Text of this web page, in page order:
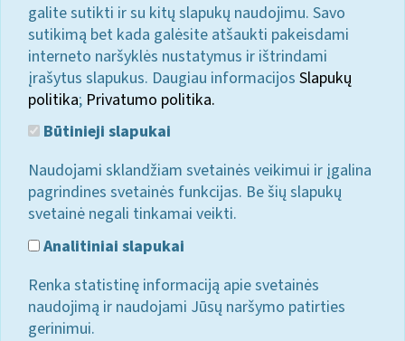
galite sutikti ir su kitų slapukų naudojimu. Savo
sutikimą bet kada galėsite atšaukti pakeisdami
interneto naršyklės nustatymus ir ištrindami
įrašytus slapukus. Daugiau informacijos Slapukų
politika; Privatumo politika.
Būtinieji slapukai
Naudojami sklandžiam svetainės veikimui ir įgalina
pagrindines svetainės funkcijas. Be šių slapukų
svetainė negali tinkamai veikti.
Analitiniai slapukai
Renka statistinę informaciją apie svetainės
naudojimą ir naudojami Jūsų naršymo patirties
gerinimui.